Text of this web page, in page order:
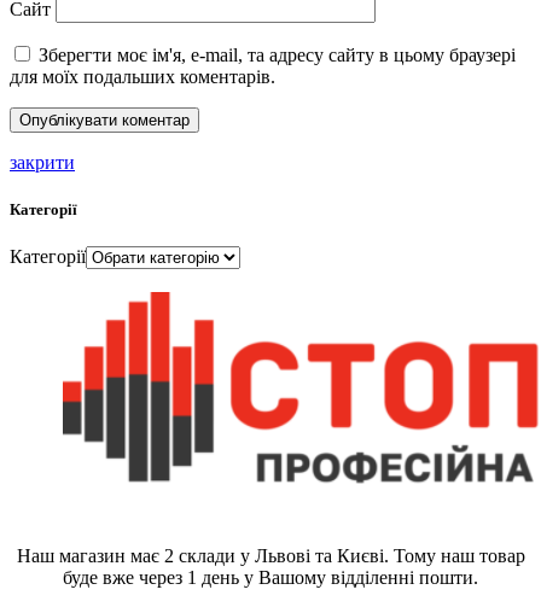
Сайт
Зберегти моє ім'я, e-mail, та адресу сайту в цьому браузері
для моїх подальших коментарів.
закрити
Категорії
Категорії
Наш магазин має 2 склади у Львові та Києві. Тому наш товар
буде вже через 1 день у Вашому відділенні пошти.